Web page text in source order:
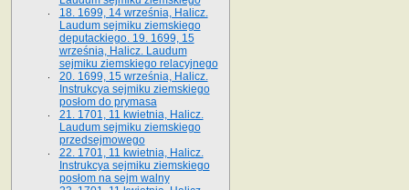
18. 1699, 14 września, Halicz.
Laudum sejmiku ziemskiego
deputackiego. 19. 1699, 15
września, Halicz. Laudum
sejmiku ziemskiego relacyjnego
20. 1699, 15 września, Halicz.
Instrukcya sejmiku ziemskiego
posłom do prymasa
21. 1701, 11 kwietnia, Halicz.
Laudum sejmiku ziemskiego
przedsejmowego
22. 1701, 11 kwietnia, Halicz.
Instrukcya sejmiku ziemskiego
posłom na sejm walny